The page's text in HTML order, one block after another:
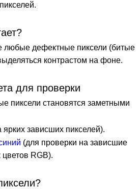
любые дефектные пиксели (битые
контрастом на фоне.
для проверки
пиксели становятся заметными
зависших пикселей).
(для проверки на зависшие
цветов RGB).